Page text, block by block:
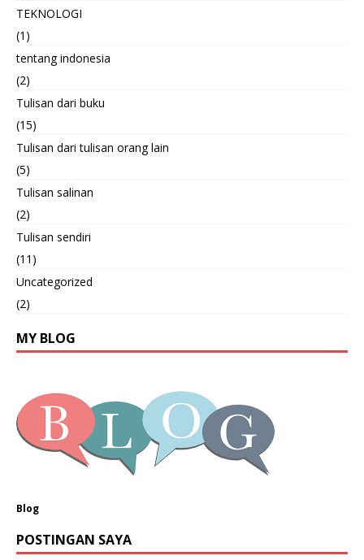
TEKNOLOGI
(1)
tentang indonesia
(2)
Tulisan dari buku
(15)
Tulisan dari tulisan orang lain
(5)
Tulisan salinan
(2)
Tulisan sendiri
(11)
Uncategorized
(2)
MY BLOG
Blog
POSTINGAN SAYA